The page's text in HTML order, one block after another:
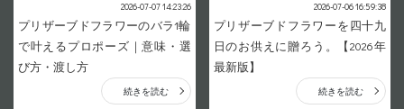
2026-07-07 14:23:26
プリザーブドフラワーのバラ1輪
で叶えるプロポーズ｜意味・選
び方・渡し方
続きを読む
2026-07-06 16:59:38
プリザーブドフラワーを四十九
日のお供えに贈ろう。【2026年
最新版】
続きを読む